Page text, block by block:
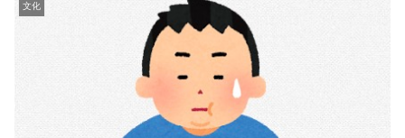
文化